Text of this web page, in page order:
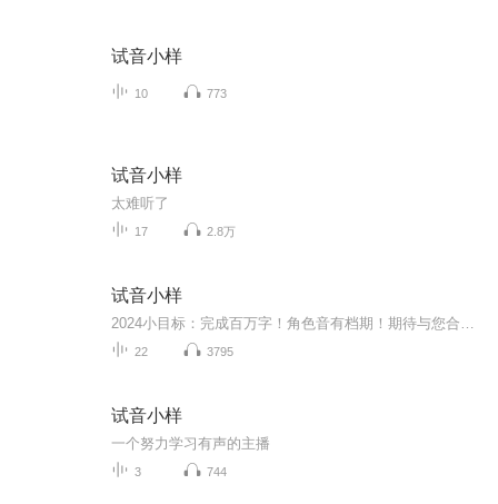
试音小样
10 773
试音小样
太难听了
17 2.8万
试音小样
22 3795
试音小样
一个努力学习有声的主播
3 744